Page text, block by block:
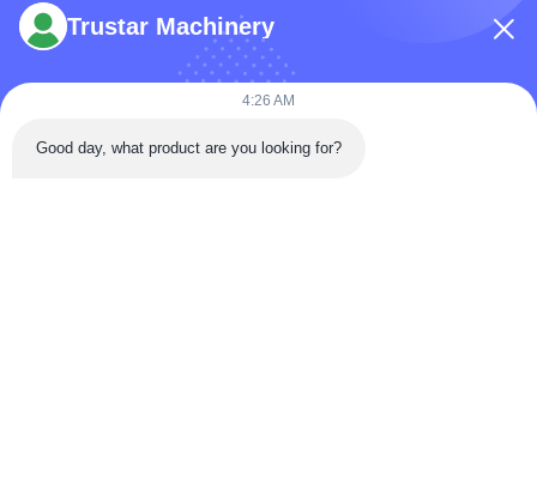
Tél: 86-180-5882-0351
Trustar Machinery
4:26 AM
Good day, what product are you looking for?